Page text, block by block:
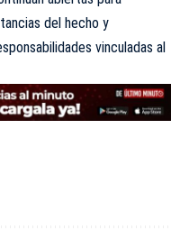
del hecho y
vinculadas al